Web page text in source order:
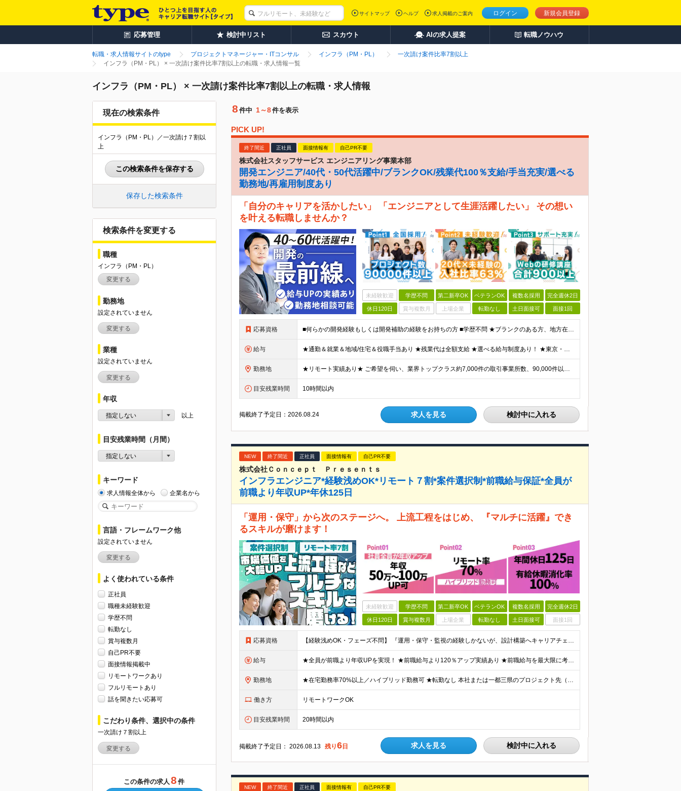
ログイン 新規会員登録
サイトマップ ヘルプ 求人掲載のご案内
応募管理 検討中リスト スカウト AIの求人提案 転職ノウハウ
転職・求人情報サイトのtype プロジェクトマネージャー・ITコンサル インフラ（PM・PL）
一次請け案件比率7割以上
インフラ（PM・PL） × 一次請け案件比率7割以上の転職・求人情報一覧
インフラ（PM・PL） × 一次請け案件比率7割以上の転職・求人情報
現在の検索条件
インフラ（PM・PL）／一次請け７割以
上
この検索条件を保存する
保存した検索条件
検索条件を変更する
職種
インフラ（PM・PL）
変更する
勤務地
設定されていません
変更する
業種
設定されていません
変更する
年収
指定しない 以上
目安残業時間（月間）
指定しない
キーワード
求人情報全体から 企業名から
言語・フレームワーク他
設定されていません
変更する
よく使われている条件
正社員
職種未経験歓迎
学歴不問
転勤なし
賞与複数月
自己PR不要
面接情報掲載中
リモートワークあり
フルリモートあり
話を聞きたい応募可
こだわり条件、選択中の条件
一次請け７割以上
変更する
この条件の求人 8 件
8 件中 1～8件を表示
PICK UP!
終了間近 正社員 面接情報有 自己PR不要
株式会社スタッフサービス エンジニアリング事業本部
開発エンジニア/40代・50代活躍中/ブランクOK/残業代100％支給/手当充実/選べる
勤務地/再雇用制度あり
「自分のキャリアを活かしたい」 「エンジニアとして生涯活躍したい」 その想い
を叶える転職しませんか？
未経験歓迎 学歴不問 第二新卒OK ベテランOK 複数名採用 完全週休2日
休日120日 賞与複数月 上場企業 転勤なし 土日面接可 面接1回
応募資格 ■何らかの開発経験もしくは開発補助の経験をお持ちの方 ■学歴不問 ★ブランクのある方、地方在住の方も大歓迎です！
給与 ★通勤＆就業＆地域/住宅＆役職手当あり ★残業代は全額支給 ★選べる給与制度あり！ ★東京・神奈川・千葉・埼玉勤務の場合 月給23.5万円～55万円＋諸手当 （残業代は全額支給） (20,000円の
勤務地 ★リモート実績あり★ ご希望を伺い、業界トップクラス約7,000件の取引事業所数、90,000件以上のプロジェクトから検討をいたします。 全国の取引先での就業となります（沖縄を除く） ※勤務地
目安残業時間 10時間以内
掲載終了予定日：2026.08.24 求人を見る 検討中に入れる
NEW 終了間近 正社員 面接情報有 自己PR不要
株式会社Ｃｏｎｃｅｐｔ Ｐｒｅｓｅｎｔｓ
インフラエンジニア*経験浅めOK*リモート７割*案件選択制*前職給与保証*全員が
前職より年収UP*年休125日
「運用・保守」から次のステージへ。 上流工程をはじめ、 『マルチに活躍』でき
るスキルが磨けます！
未経験歓迎 学歴不問 第二新卒OK ベテランOK 複数名採用 完全週休2日
休日120日 賞与複数月 上場企業 転勤なし 土日面接可 面接1回
応募資格 【経験浅めOK・フェーズ不問】 『運用・保守・監視の経験しかないが、設計構築へキャリアチェンジしたい！』 『将来が見えないので、マルチなスキルを身につけたい！』 などなど、今のフェーズに悩む『意欲が
給与 ★全員が前職より年収UPを実現！ ★前職給与より120％アップ実績あり ★前職給与を最大限に考慮 ★入社4年目で年収800万円の社員も在籍！ 年俸336万円～880万円（1/12を毎月支給）＋インセ
勤務地 ★在宅勤務率70%以上／ハイブリッド勤務可 ★転勤なし 本社または一都三県のプロジェクト先（東陽町、浜松町などメインは東京23区内）にて勤務いただきます！ 【本社】 東京都荒川区西日暮里5-10-
働き方 リモートワークOK
目安残業時間 20時間以内
掲載終了予定日：2026.08.13 残り6 日 求人を見る 検討中に入れる
NEW 終了間近 正社員 面接情報有 自己PR不要